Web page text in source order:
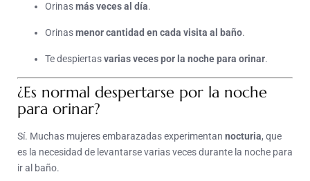
Orinasmás veces al día.
Orinasmenor cantidad en cada visita al baño.
Te despiertasvarias veces por la noche para orinar.
¿Es normal despertarse por la noche
para orinar?
Sí. Muchas mujeres embarazadas experimentan nocturia, que
es la necesidad de levantarse varias veces durante la noche para
ir al baño.